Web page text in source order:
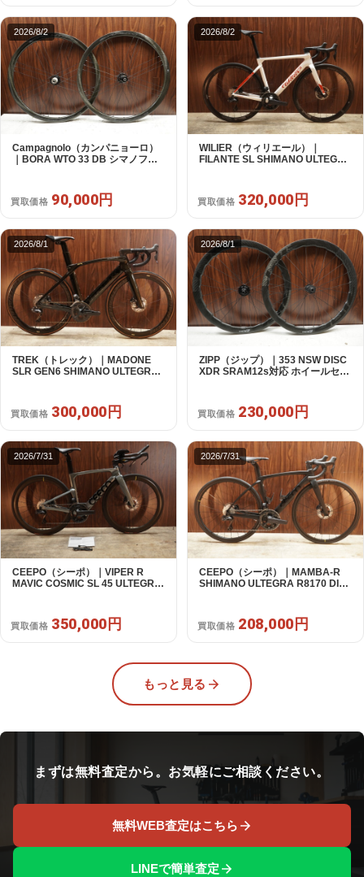
2026/8/2
Campagnolo（カンパニョーロ）
｜BORA WTO 33 DB シマノフリ
買取価格 90,000円
2026/8/2
WILIER（ウィリエール）｜
FILANTE SL SHIMANO ULTEGRA
買取価格 320,000円
2026/8/1
TREK（トレック）｜MADONE
SLR GEN6 SHIMANO ULTEGRA
買取価格 300,000円
2026/8/1
ZIPP（ジップ）｜353 NSW DISC
XDR SRAM12s対応 ホイールセッ
買取価格 230,000円
2026/7/31
CEEPO（シーポ）｜VIPER R
MAVIC COSMIC SL 45 ULTEGRA
買取価格 350,000円
2026/7/31
CEEPO（シーポ）｜MAMBA-R
SHIMANO ULTEGRA R8170 DI2
買取価格 208,000円
もっと見る
まずは無料査定から。お気軽にご相談ください。
無料WEB査定はこちら
LINEで簡単査定